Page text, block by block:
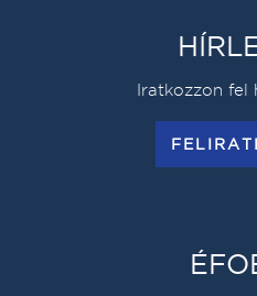
Iratkozzon fel